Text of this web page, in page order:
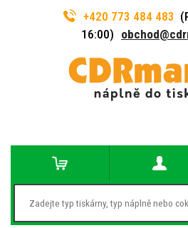
+420 773 484 483
16:00)